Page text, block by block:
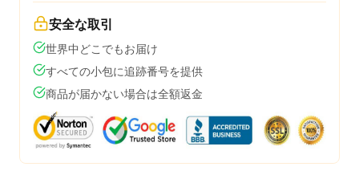
安全な取引
世界中どこでもお届け
すべての小包に追跡番号を提供
商品が届かない場合は全額返金